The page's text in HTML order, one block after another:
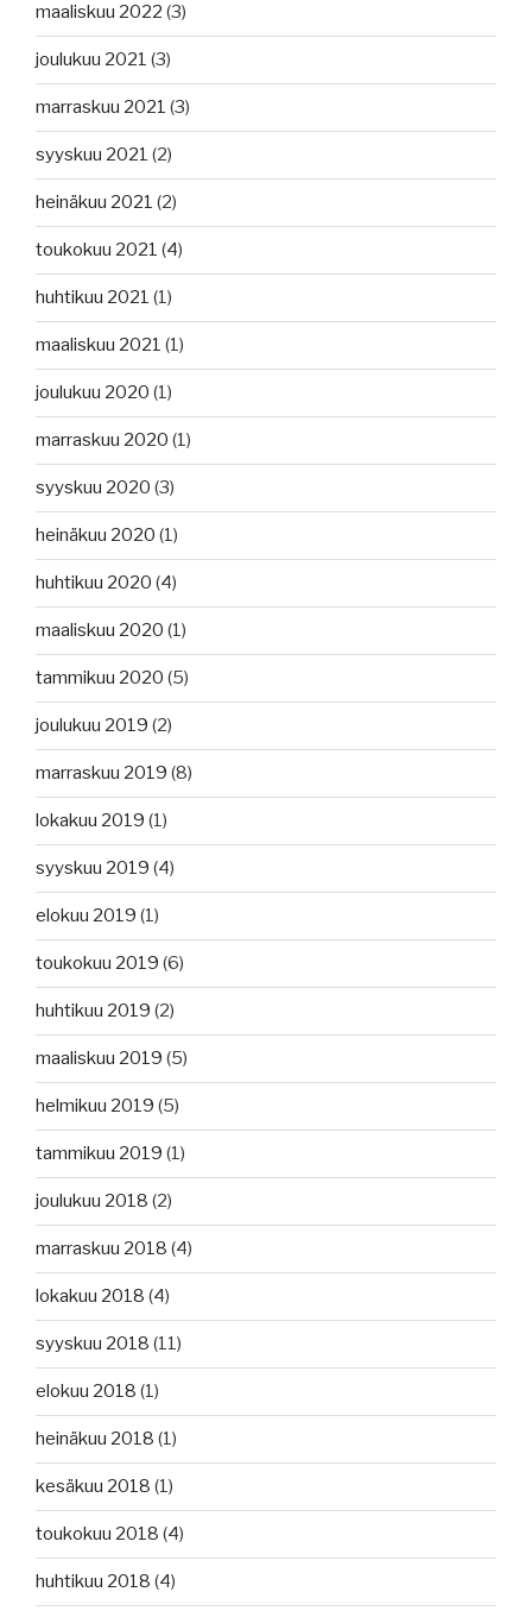
maaliskuu 2022 (3)
joulukuu 2021 (3)
marraskuu 2021 (3)
syyskuu 2021 (2)
heinäkuu 2021 (2)
toukokuu 2021 (4)
huhtikuu 2021 (1)
maaliskuu 2021 (1)
joulukuu 2020 (1)
marraskuu 2020 (1)
syyskuu 2020 (3)
heinäkuu 2020 (1)
huhtikuu 2020 (4)
maaliskuu 2020 (1)
tammikuu 2020 (5)
joulukuu 2019 (2)
marraskuu 2019 (8)
lokakuu 2019 (1)
syyskuu 2019 (4)
elokuu 2019 (1)
toukokuu 2019 (6)
huhtikuu 2019 (2)
maaliskuu 2019 (5)
helmikuu 2019 (5)
tammikuu 2019 (1)
joulukuu 2018 (2)
marraskuu 2018 (4)
lokakuu 2018 (4)
syyskuu 2018 (11)
elokuu 2018 (1)
heinäkuu 2018 (1)
kesäkuu 2018 (1)
toukokuu 2018 (4)
huhtikuu 2018 (4)